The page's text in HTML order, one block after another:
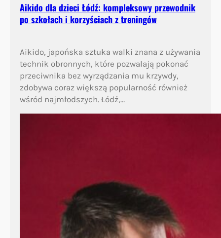
Aikido dla dzieci Łódź: kompleksowy przewodnik
po szkołach i korzyściach z treningów
Aikido, japońska sztuka walki znana z używania
technik obronnych, które pozwalają pokonać
przeciwnika bez wyrządzania mu krzywdy,
zdobywa coraz większą popularność również
wśród najmłodszych. Łódź,…